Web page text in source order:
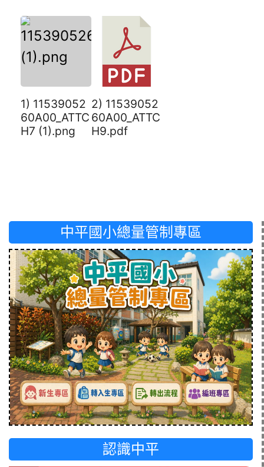
1) 11539052
60A00_ATTC
H7 (1).png
2) 11539052
60A00_ATTC
H9.pdf
中平國小總量管制專區
認識中平